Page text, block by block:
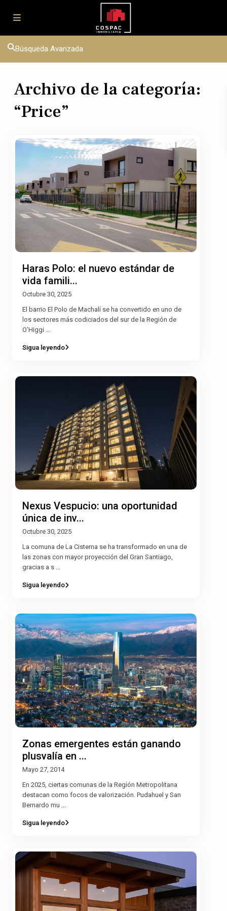
Búsqueda Avanzada
Archivo de la categoría:
“Price”
Haras Polo: el nuevo estándar de
vida famili...
Octubre 30, 2025
El barrio El Polo de Machalí se ha convertido en uno de
los sectores más codiciados del sur de la Región de
O’Higgi
Sigua leyendo
Nexus Vespucio: una oportunidad
única de inv...
Octubre 30, 2025
La comuna de La Cisterna se ha transformado en una de
las zonas con mayor proyección del Gran Santiago,
gracias a s ...
Sigua leyendo
Zonas emergentes están ganando
plusvalía en ...
Mayo 27, 2014
En 2025, ciertas comunas de la Región Metropolitana
destacan como focos de valorización. Pudahuel y San
Bernardo mu
Sigua leyendo